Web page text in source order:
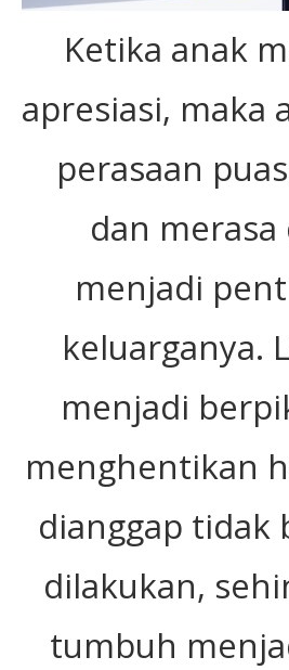
Ketika anak
apresiasi, maka
perasaan
dan
menjadi
keluarganya.
menjadi
menghentikan
dianggap tidak
dilakukan,
tumbuh